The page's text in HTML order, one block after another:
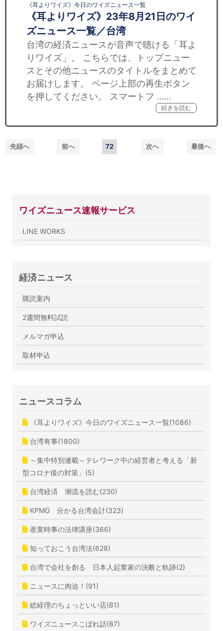
《耳よりワイズ》今日のワイズニュース一覧
《耳よりワイズ》23年8月21日のワイ
ズニュース一覧／台湾
台湾の経済ニュースが音声で聴ける「耳よ
りワイズ」。 こちらでは、トップニュー
スとその他ニュースのタイトルをまとめて
お届けします。 ページ上部の再生ボタン
を押してください。 スマートフ ……
続きを読む
先頭へ 前へ 72 次へ 最後へ
ワイズニュース速報サービス
LINE WORKS
経済ニュース
購読案内
2週間無料試読
メルマガ申込
取材申込
ニュースコラム
《耳よりワイズ》今日のワイズニュース一覧(1086)
台湾有事(1800)
～集中特別連載～テレワーク中の経営者と考える「新
型コロナ後の対策」(5)
台湾経済 潮流を読む(230)
KPMG 分かる台湾会計(323)
産業時事の法律講座(366)
知っておこう台湾法(628)
台湾で会社を創る 日本人起業家の決断と軌跡(2)
ニュースに肉迫！(91)
総経理のちょっといい店(81)
ワイズニュースこぼれ話(87)